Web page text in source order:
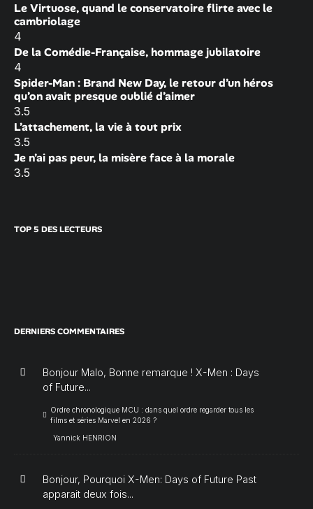
Le Virtuose, quand le conservatoire flirte avec le
cambriolage
4
De la Comédie-Française, hommage jubilatoire
4
Spider-Man : Brand New Day, le retour d’un héros
qu’on avait presque oublié d’aimer
3.5
L’attachement, la vie à tout prix
3.5
Je n’ai pas peur, la misère face à la morale
3.5
TOP 5 DES LECTEURS
DERNIERS COMMENTAIRES
Bonjour Malo, Bonne remarque ! X-Men : Days
of Future...
Ordre chronologique MCU : dans quel ordre regarder tous les
films et séries Marvel en 2026 ?
Yannick HENRION
Bonjour, Pourquoi X-Men: Days of Future Past
apparait deux fois...